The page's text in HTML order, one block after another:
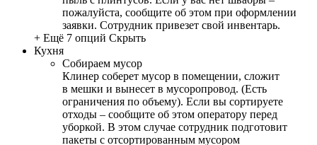
пожалуйста, сообщите об этом при оформлении
заявки. Сотрудник привезет свой инвентарь.
+ Ещё 7 опций Скрыть
Кухня
Собираем мусор
Клинер соберет мусор в помещении, сложит
в мешки и вынесет в мусоропровод. (Есть
ограничения по объему). Если вы сортируете
отходы – сообщите об этом оператору перед
уборкой. В этом случае сотрудник подготовит
пакеты с отсортированным мусором